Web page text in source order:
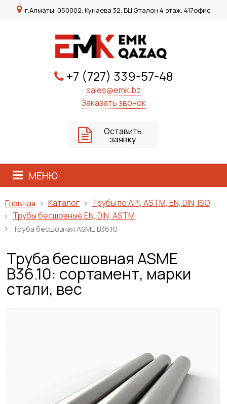
г.Алматы, 050002, Кунаева 32, БЦ Эталон 4 этаж, 417офис
+7 (727) 339-57-48
sales@emk.bz
Заказать звонок
Оставить
заявку
МЕНЮ
Главная Каталог
Трубы по API, ASTM, EN, DIN, ISO
Трубы бесшовные EN, DIN, ASTM
Труба бесшовная ASME B36.10
Труба бесшовная ASME
B36.10: сортамент, марки
стали, вес